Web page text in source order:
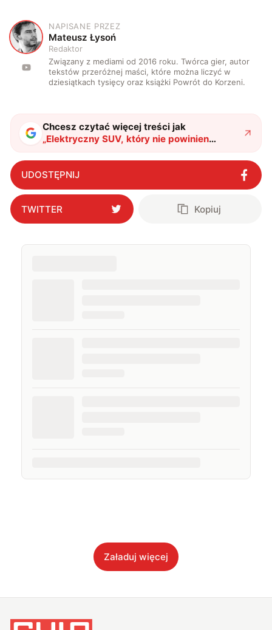
M
NAPISANE PRZEZ
Mateusz Łysoń
Redaktor
Związany z mediami od 2016 roku. Twórca gier, autor
tekstów przeróżnej maści, które można liczyć w
dziesiątkach tysięcy oraz książki Powrót do Korzeni.
Chcesz czytać więcej treści jak
„Elektryczny SUV, który nie powinien
istnieć. Jak można oferować aż tyle w
takiej cenie?"?
UDOSTĘPNIJ
TWITTER Kopiuj
Załaduj więcej